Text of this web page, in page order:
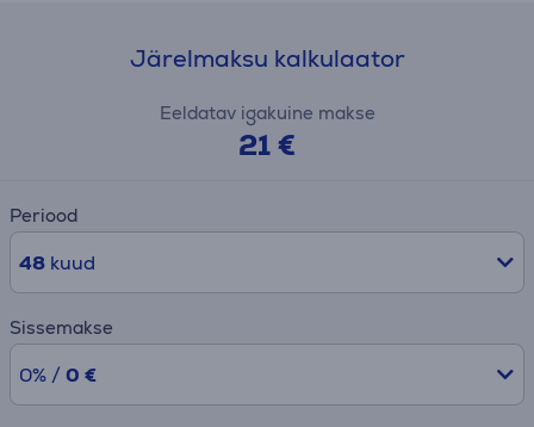
Järelmaksu kalkulaator
Eeldatav igakuine makse
21 €
Periood
48kuud
Sissemakse
0% / 0 €